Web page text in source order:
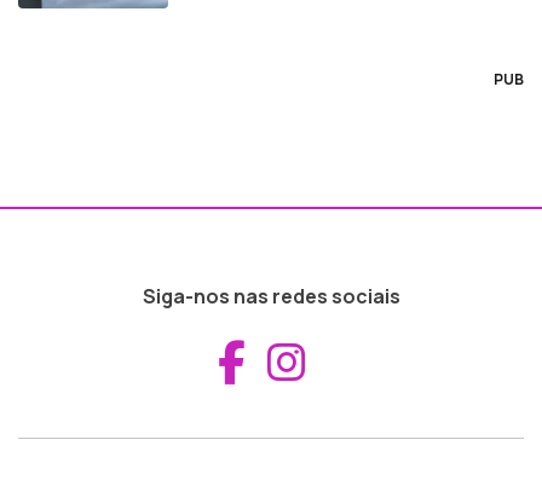
PUB
Siga-nos nas redes sociais
Aceder ao